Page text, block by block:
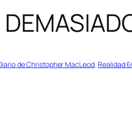
de Christopher MacLeod, Realidad